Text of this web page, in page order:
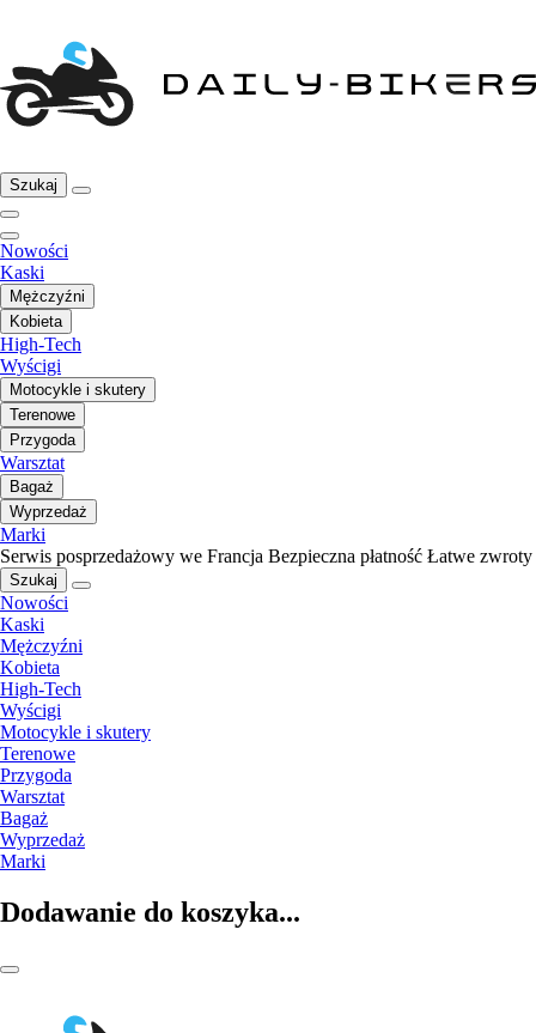
Szukaj
Nowości
Kaski
Mężczyźni
Kobieta
High-Tech
Wyścigi
Motocykle i skutery
Terenowe
Przygoda
Warsztat
Bagaż
Wyprzedaż
Marki
Serwis posprzedażowy we Francja Bezpieczna płatność Łatwe zwroty
Szukaj
Nowości
Kaski
Mężczyźni
Kobieta
High-Tech
Wyścigi
Motocykle i skutery
Terenowe
Przygoda
Warsztat
Bagaż
Wyprzedaż
Marki
Dodawanie do koszyka...